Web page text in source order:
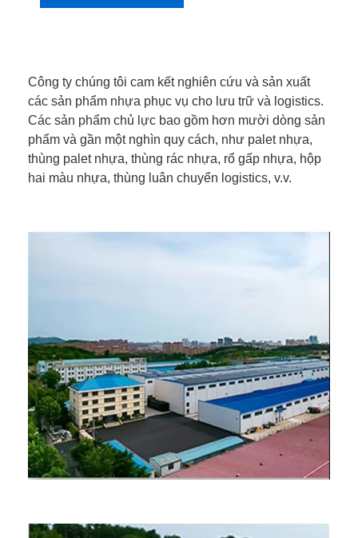
Công ty chúng tôi cam kết nghiên cứu và sản xuất
các sản phẩm nhựa phục vụ cho lưu trữ và logistics.
Các sản phẩm chủ lực bao gồm hơn mười dòng sản
phẩm và gần một nghìn quy cách, như palet nhựa,
thùng palet nhựa, thùng rác nhựa, rổ gấp nhựa, hộp
hai màu nhựa, thùng luân chuyển logistics, v.v.